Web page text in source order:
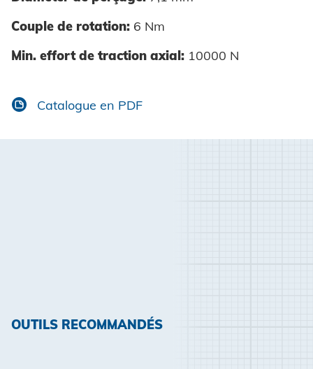
Couple de rotation: 6 Nm
Min. effort de traction axial: 10000 N
Catalogue en PDF
OUTILS RECOMMANDÉS